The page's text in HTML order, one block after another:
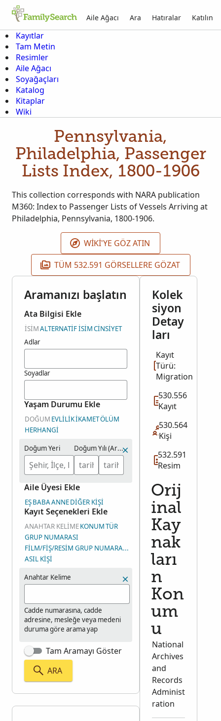
Aile Ağacı Ara Hatıralar Katılın
Kayıtlar
Tam Metin
Resimler
Aile Ağacı
Soyağaçları
Katalog
Kitaplar
Wiki
Pennsylvania,
Philadelphia, Passenger
Lists Index, 1800-1906
This collection corresponds with NARA publication
M360: Index to Passenger Lists of Vessels Arriving at
Philadelphia, Pennsylvania, 1800-1906.
WIKI'YE GÖZ ATIN
TÜM 532.591 GÖRSELLERE GÖZAT
Aramanızı başlatın
Ata Bilgisi Ekle
İSIMALTERNATIF İSIMCINSIYET
Adlar
Soyadlar
Yaşam Durumu Ekle
DOĞUM EVLILIKİKAMETÖLÜM
HERHANGI
Doğum Yeri Doğum Yılı (Aralık)
Aile Üyesi Ekle
EŞBABAANNEDIĞER KIŞI
Kayıt Seçenekleri Ekle
ANAHTAR KELIMEKONUMTÜR
GRUP NUMARASI
FILM/FIŞ/RESIM GRUP NUMARASI (RGN)
ASIL KIŞI
Anahtar Kelime
Cadde numarasına, cadde
adresine, mesleğe veya medeni
duruma göre arama yap
Tam Aramayı Göster
ARA
Kolek
siyon
Detay
ları
Kayıt
Türü:
Migration
530.556
Kayıt
530.564
Kişi
532.591
Resim
Orij
inal
Kay
nak
ları
n
Kon
um
u
National
Archives
and
Records
Administ
ration